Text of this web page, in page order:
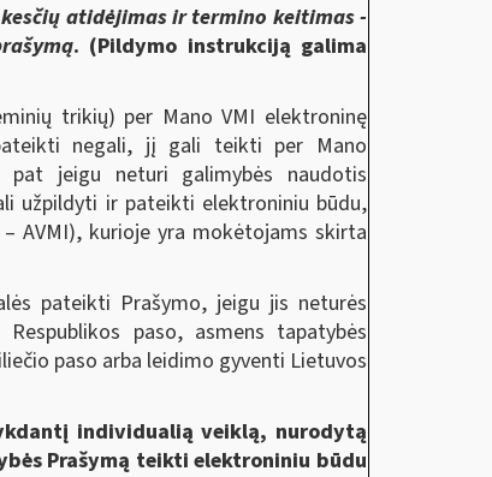
atidėjimas ir termino keitimas -
. (Pildymo instrukciją galima
trikių) per Mano VMI elektroninę
negali, jį gali teikti per Mano
pat jeigu neturi galimybės naudotis
užpildyti ir pateikti elektroniniu būdu,
AVMI), kurioje yra mokėtojams skirta
pateikti Prašymo, jeigu jis neturės
paso, asmens tapatybės
paso arba leidimo gyventi Lietuvos
individualią veiklą, nurodytą
Prašymą teikti elektroniniu būdu